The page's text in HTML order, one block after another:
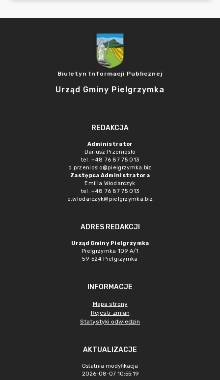
Biuletyn Informacji Publicznej
Urząd Gminy Pielgrzymka
REDAKCJA
Administrator
Dariusz Przeniosło
tel. +48 76 87 75 013
d.przenioslo@pielgrzymka.biz
Zastępca Administratora
Emilia Włodarczyk
tel. +48 76 87 75 013
e.wlodarczyk@pielgrzymka.biz
ADRES REDAKCJI
Urząd Gminy Pielgrzymka
Pielgrzymka 109 A/1
59-524 Pielgrzymka
INFORMACJE
Mapa strony
Rejestr zmian
Statystyki odwiedzin
AKTUALIZACJE
Ostatnia modyfikacja
2026-08-07 10:55:19